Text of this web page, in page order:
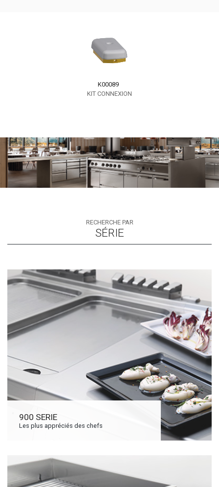
K00089
KIT CONNEXION
RECHERCHE PAR
SÉRIE
900 SERIE
Les plus appréciés des chefs